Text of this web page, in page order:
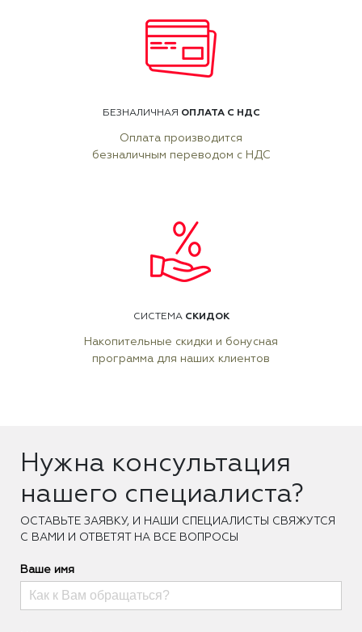
БЕЗНАЛИЧНАЯ ОПЛАТА С НДС
Оплата производится
безналичным переводом с НДС
СИСТЕМА СКИДОК
Накопительные скидки и бонусная
программа для наших клиентов
Нужна консультация
нашего специалиста?
ОCТАВЬТЕ ЗАЯВКУ, И НАШИ СПЕЦИАЛИСТЫ СВЯЖУТСЯ
С ВАМИ И ОТВЕТЯТ НА ВСЕ ВОПРОСЫ
Ваше имя